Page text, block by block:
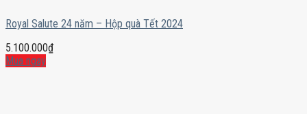
Royal Salute 24 năm – Hộp quà Tết 2024
5.100.000₫
Mua ngay